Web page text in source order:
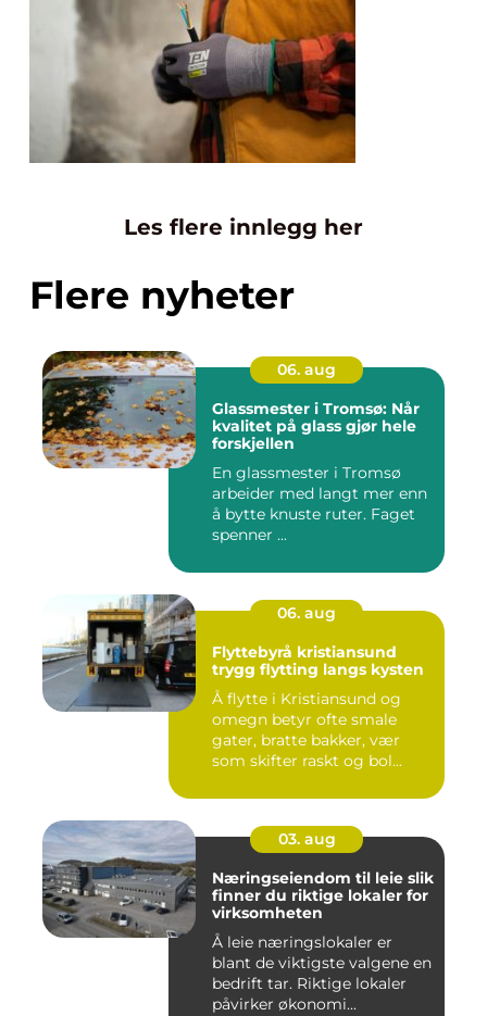
Les flere innlegg her
Flere nyheter
06. aug
Glassmester i Tromsø: Når
kvalitet på glass gjør hele
forskjellen
En glassmester i Tromsø
arbeider med langt mer enn
å bytte knuste ruter. Faget
spenner ...
06. aug
Flyttebyrå kristiansund
trygg flytting langs kysten
Å flytte i Kristiansund og
omegn betyr ofte smale
gater, bratte bakker, vær
som skifter raskt og bol...
03. aug
Næringseiendom til leie slik
finner du riktige lokaler for
virksomheten
Å leie næringslokaler er
blant de viktigste valgene en
bedrift tar. Riktige lokaler
påvirker økonomi...